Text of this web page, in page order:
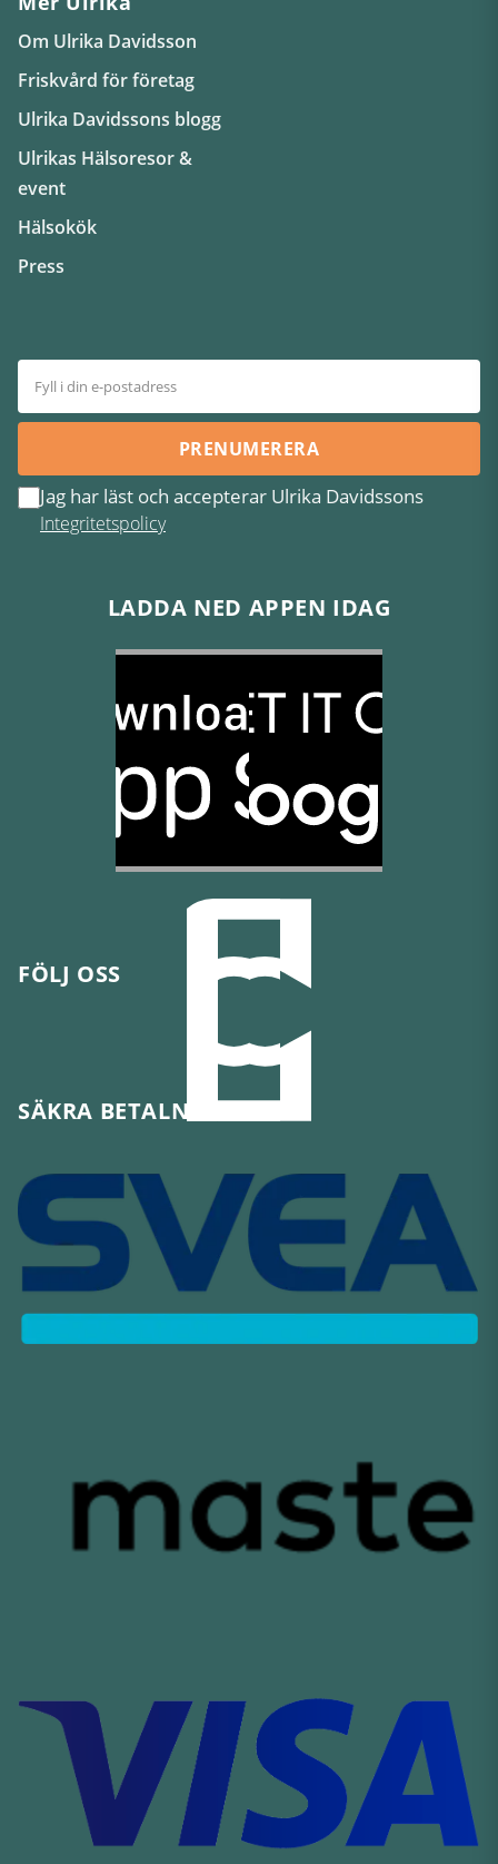
Om Ulrika Davidsson
Friskvård för företag
Ulrika Davidssons blogg
Ulrikas Hälsoresor &
event
Hälsokök
Press
PRENUMERERA
Jag har läst och accepterar Ulrika Davidssons
Integritetspolicy
LADDA NED APPEN IDAG
FÖLJ OSS
SÄKRA BETALNINGAR